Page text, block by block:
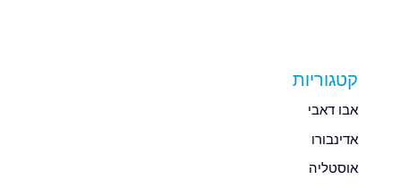
קטגוריות
אבו דאבי
אדינבורו
אוסטליה